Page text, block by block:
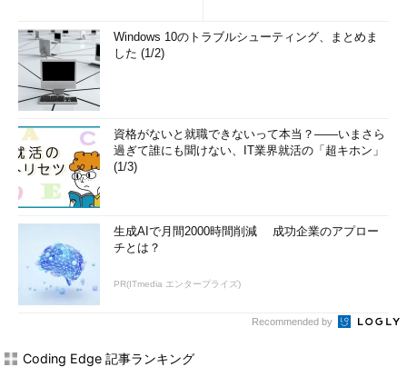
Windows 10のトラブルシューティング、まとめま
した (1/2)
資格がないと就職できないって本当？――いまさら
過ぎて誰にも聞けない、IT業界就活の「超キホン」
(1/3)
生成AIで月間2000時間削減 成功企業のアプロー
チとは？
PR(ITmedia エンタープライズ)
Recommended by
Coding Edge 記事ランキング